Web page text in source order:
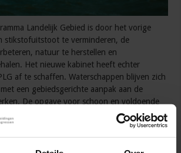
Landelijk Gebied is door het vorige
stikstofuitstoot te verminderen, de
natuur te herstellen en
Het nieuwe kabinet heeft echter
af te schaffen. Waterschappen blijven zich
een gebiedsgerichte aanpak aan de
De opgave voor schoon en voldoende